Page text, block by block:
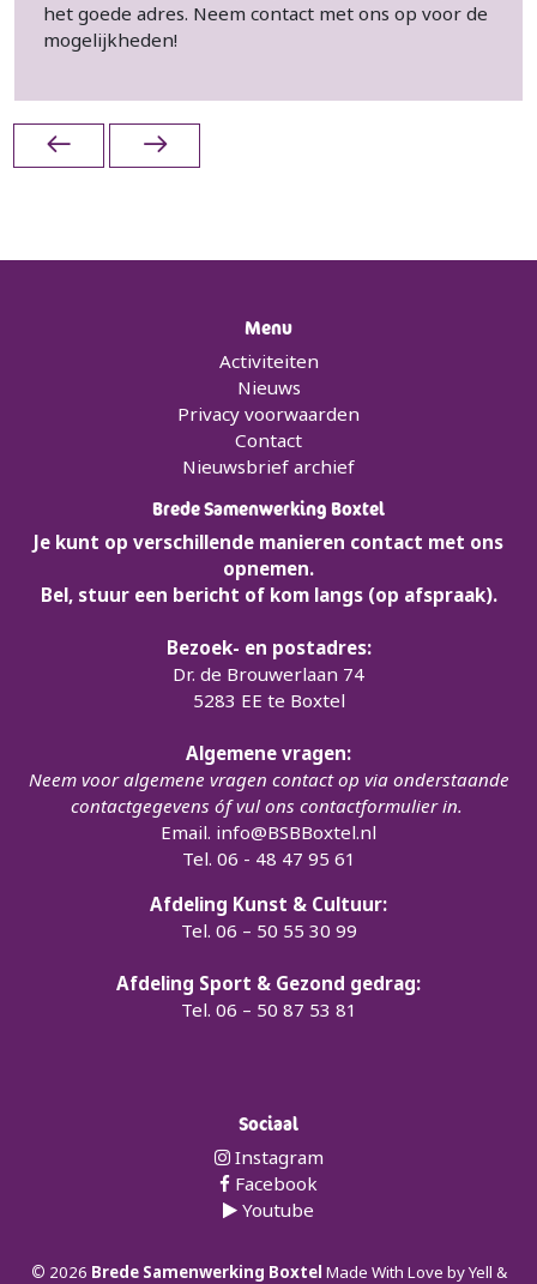
het goede adres. Neem contact met ons op voor de
mogelijkheden!
Menu
Activiteiten
Nieuws
Privacy voorwaarden
Contact
Nieuwsbrief archief
Brede Samenwerking Boxtel
Je kunt op verschillende manieren contact met ons
opnemen.
Bel, stuur een bericht of kom langs (op afspraak).
Bezoek- en postadres:
Dr. de Brouwerlaan 74
5283 EE te Boxtel
Algemene vragen:
Neem voor algemene vragen contact op via onderstaande
contactgegevens óf vul ons contactformulier in.
Email. info@BSBBoxtel.nl
Tel. 06 - 48 47 95 61
Afdeling Kunst & Cultuur:
Tel. 06 – 50 55 30 99
Afdeling Sport & Gezond gedrag:
Tel. 06 – 50 87 53 81
Sociaal
Instagram
Facebook
Youtube
© 2026 Brede Samenwerking Boxtel Made With Love byYell &